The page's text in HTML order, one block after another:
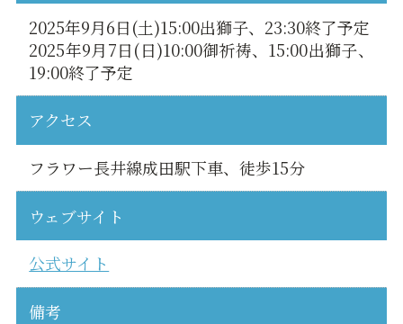
2025年9月6日(土)15:00出獅子、23:30終了予定
2025年9月7日(日)10:00御祈祷、15:00出獅子、
19:00終了予定
アクセス
フラワー長井線成田駅下車、徒歩15分
ウェブサイト
公式サイト
備考